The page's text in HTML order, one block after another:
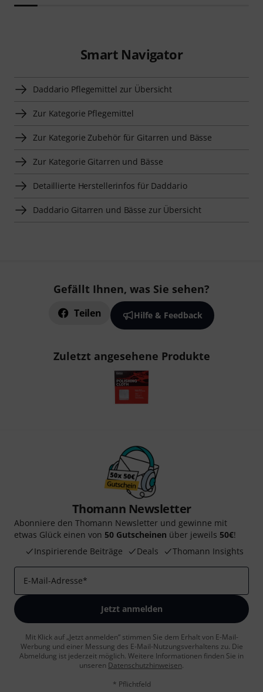
Smart Navigator
Daddario Pflegemittel zur Übersicht
Zur Kategorie Pflegemittel
Zur Kategorie Zubehör für Gitarren und Bässe
Zur Kategorie Gitarren und Bässe
Detaillierte Herstellerinfos für Daddario
Daddario Gitarren und Bässe zur Übersicht
Gefällt Ihnen, was Sie sehen?
Teilen Hilfe & Feedback
Zuletzt angesehene Produkte
Thomann Newsletter
Abonniere den Thomann Newsletter und gewinne mit
etwas Glück einen von 50 Gutscheinen über jeweils 50€!
Inspirierende Beiträge
Deals Thomann Insights
E-Mail-Adresse*
Jetzt anmelden
Mit Klick auf „Jetzt anmelden“ stimmen Sie dem Erhalt von E-Mail-
Werbung und einer Messung des E-Mail-Nutzungsverhaltens zu. Die
Abmeldung ist jederzeit möglich. Weitere Informationen finden Sie in
unseren Datenschutzhinweisen.
* Pflichtfeld